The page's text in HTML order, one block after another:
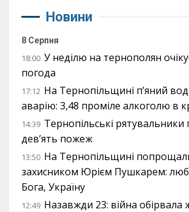
Новини
8 Серпня
18:00 У неділю на тернополян
погода
17:12 На Тернопільщині п’яний
аварію: 3,48 проміле алкоголю в
14:39 Тернопільські рятувальники
дев’ять пожеж
13:50 На Тернопільщині
захисником Юрієм Пушкарем:
Бога, Україну
12:49 Назавжди 23: війна обірвала